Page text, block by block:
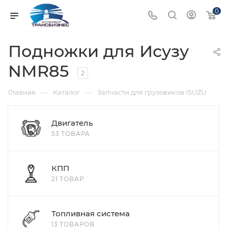
0
Подножки для Исузу
NMR85
2
Главная — Каталог — Запчасти для грузовиков ISUZU
Двигатель
53 ТОВАРА
КПП
21 ТОВАР
Топливная система
13 ТОВАРОВ